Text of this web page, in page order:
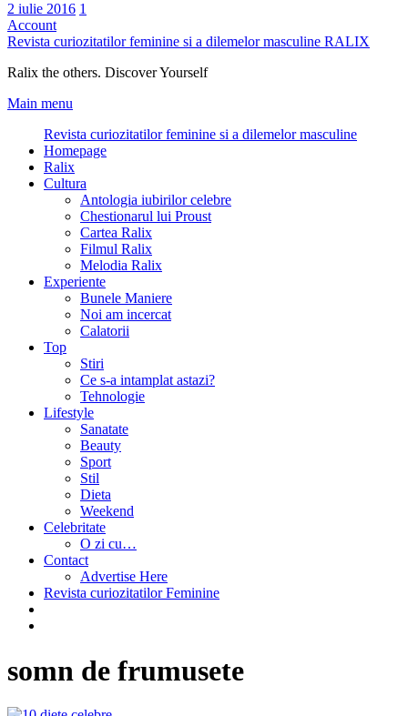
2 iulie 2016 1
Account
Revista curiozitatilor feminine si a dilemelor masculine RALIX
Ralix the others. Discover Yourself
Main menu
Revista curiozitatilor feminine si a dilemelor masculine
Homepage
Ralix
Cultura
Antologia iubirilor celebre
Chestionarul lui Proust
Cartea Ralix
Filmul Ralix
Melodia Ralix
Experiente
Bunele Maniere
Noi am incercat
Calatorii
Top
Stiri
Ce s-a intamplat astazi?
Tehnologie
Lifestyle
Sanatate
Beauty
Sport
Stil
Dieta
Weekend
Celebritate
O zi cu…
Contact
Advertise Here
Revista curiozitatilor Feminine
somn de frumusete